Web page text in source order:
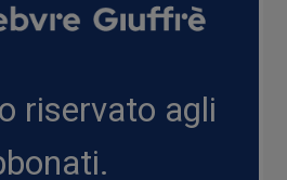
riservato agli